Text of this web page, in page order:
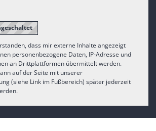
dass mir externe Inhalte angezeigt
personenbezogene Daten, IP-Adresse und
an Drittplattformen übermittelt werden.
auf der Seite mit unserer
(siehe Link im Fußbereich) später jederzeit